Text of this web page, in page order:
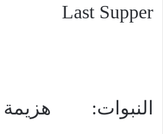
Last Supper
النبوات: